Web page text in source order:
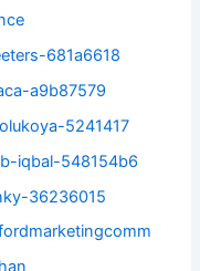
681a6618
a9b87579
5241417
iqbal-548154b6
36236015